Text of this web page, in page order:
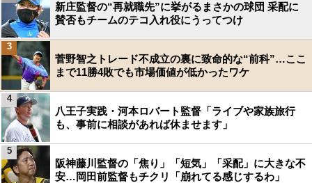
新庄監督の“再就職先”に挙がるまさかの球団 采配に
賛否もチームのテコ入れ役にうってつけ
菅野智之トレード不成立の裏に致命的な“前科”…ここ
まで11勝4敗でも市場価値が低かったワケ
3
八王子実践・河本ロバート監督「ライブや家族旅行
も、事前に相談があれば休ませます」
4
阪神藤川監督の「焦り」「短気」「采配」に大きな不
安…岡田前監督もチクリ「崩れてる感じするわ」
5